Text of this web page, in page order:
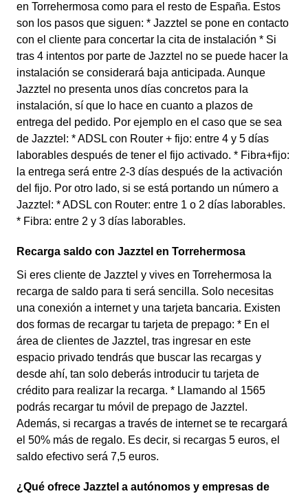
en Torrehermosa como para el resto de España. Estos
son los pasos que siguen: * Jazztel se pone en contacto
con el cliente para concertar la cita de instalación * Si
tras 4 intentos por parte de Jazztel no se puede hacer la
instalación se considerará baja anticipada. Aunque
Jazztel no presenta unos días concretos para la
instalación, sí que lo hace en cuanto a plazos de
entrega del pedido. Por ejemplo en el caso que se sea
de Jazztel: * ADSL con Router + fijo: entre 4 y 5 días
laborables después de tener el fijo activado. * Fibra+fijo:
la entrega será entre 2-3 días después de la activación
del fijo. Por otro lado, si se está portando un número a
Jazztel: * ADSL con Router: entre 1 o 2 días laborables.
* Fibra: entre 2 y 3 días laborables.
Recarga saldo con Jazztel en Torrehermosa
Si eres cliente de Jazztel y vives en Torrehermosa la
recarga de saldo para ti será sencilla. Solo necesitas
una conexión a internet y una tarjeta bancaria. Existen
dos formas de recargar tu tarjeta de prepago: * En el
área de clientes de Jazztel, tras ingresar en este
espacio privado tendrás que buscar las recargas y
desde ahí, tan solo deberás introducir tu tarjeta de
crédito para realizar la recarga. * Llamando al 1565
podrás recargar tu móvil de prepago de Jazztel.
Además, si recargas a través de internet se te recargará
el 50% más de regalo. Es decir, si recargas 5 euros, el
saldo efectivo será 7,5 euros.
¿Qué ofrece Jazztel a autónomos y empresas de